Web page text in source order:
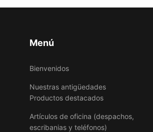
Menú
Bienvenidos
Nuestras antigüedades
Productos destacados
Artículos de oficina (despachos,
escribanias y teléfonos)